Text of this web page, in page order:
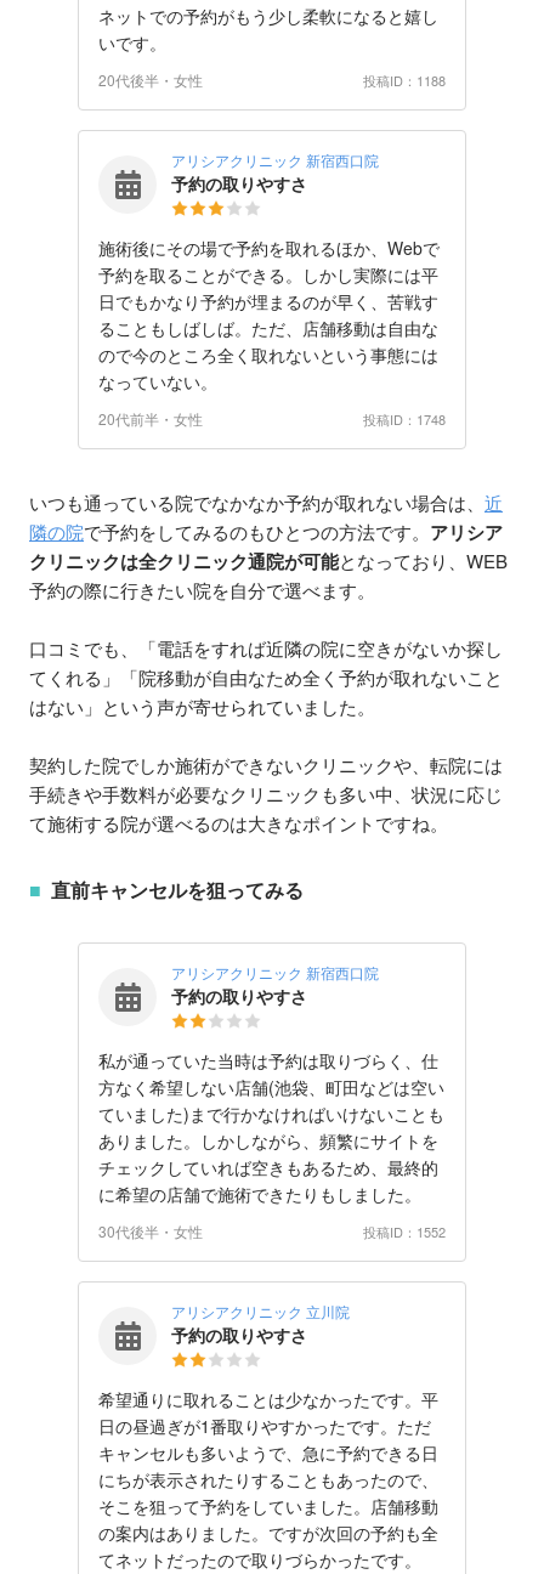
ネットでの予約がもう少し柔軟になると嬉し
いです。
20代後半・女性 投稿ID：1188
アリシアクリニック 新宿西口院
予約の取りやすさ
施術後にその場で予約を取れるほか、Webで
予約を取ることができる。しかし実際には平
日でもかなり予約が埋まるのが早く、苦戦す
ることもしばしば。ただ、店舗移動は自由な
ので今のところ全く取れないという事態には
なっていない。
20代前半・女性 投稿ID：1748
いつも通っている院でなかなか予約が取れない場合は、 近
隣の院で予約をしてみるのもひとつの方法です。 アリシア
クリニックは全クリニック通院が可能となっており、WEB
予約の際に行きたい院を自分で選べます。
口コミでも、「電話をすれば近隣の院に空きがないか探し
てくれる」「院移動が自由なため全く予約が取れないこと
はない」という声が寄せられていました。
契約した院でしか施術ができないクリニックや、転院には
手続きや手数料が必要なクリニックも多い中、状況に応じ
て施術する院が選べるのは大きなポイントですね。
直前キャンセルを狙ってみる
アリシアクリニック 新宿西口院
予約の取りやすさ
私が通っていた当時は予約は取りづらく、仕
方なく希望しない店舗(池袋、町田などは空い
ていました)まで行かなければいけないことも
ありました。しかしながら、頻繁にサイトを
チェックしていれば空きもあるため、最終的
に希望の店舗で施術できたりもしました。
30代後半・女性 投稿ID：1552
アリシアクリニック 立川院
予約の取りやすさ
希望通りに取れることは少なかったです。平
日の昼過ぎが1番取りやすかったです。ただ
キャンセルも多いようで、急に予約できる日
にちが表示されたりすることもあったので、
そこを狙って予約をしていました。店舗移動
の案内はありました。ですが次回の予約も全
てネットだったので取りづらかったです。